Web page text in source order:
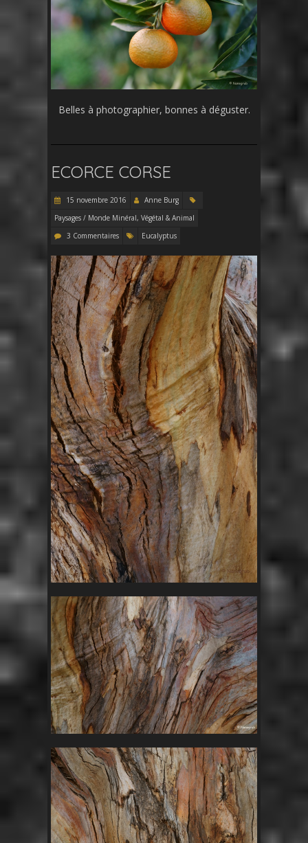
Belles à photographier, bonnes à déguster.
ECORCE CORSE
15 novembre 2016
Anne Burg
Paysages / Monde Minéral, Végétal & Animal
3 Commentaires
Eucalyptus